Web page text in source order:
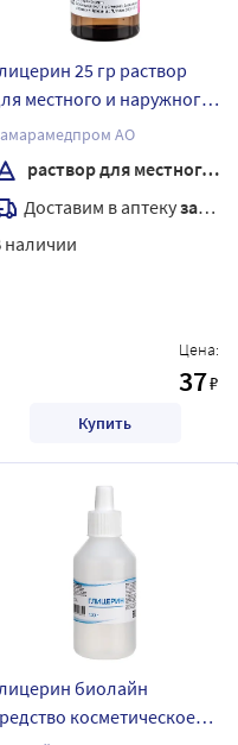
25 гр раствор
местного и наружного
исполнение
полимерный флакон
АО
раствор для местного и наружного применения
Доставим в аптекузавтра
наличии
Цена:
37₽
Купить
биолайн
косметическое